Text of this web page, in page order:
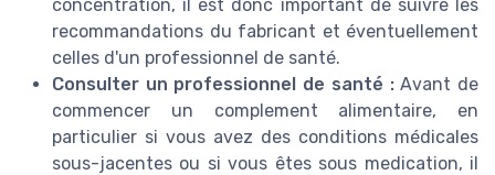
concentration, il est donc important de suivre les
recommandations du fabricant et éventuellement
celles d'un professionnel de santé.
Consulter un professionnel de santé :Avant de
commencer un complement alimentaire, en
particulier si vous avez des conditions médicales
sous-jacentes ou si vous êtes sous medication, il